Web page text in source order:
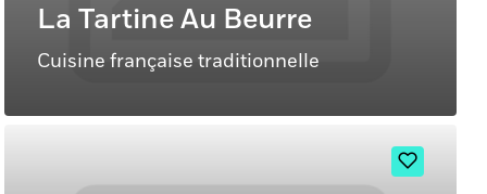
La Tartine Au Beurre
Cuisine française traditionnelle